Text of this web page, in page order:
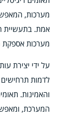
מערכות,
אמת. בתעשיית
מערכות אספקת
על ידי יצירת
לדמות תרחישים
והאמינות.
המערכת,